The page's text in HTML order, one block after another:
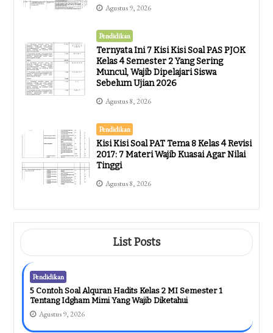
Agustus 9, 2026
Pendidikan
Ternyata Ini 7 Kisi Kisi Soal PAS PJOK
Kelas 4 Semester 2 Yang Sering
Muncul, Wajib Dipelajari Siswa
Sebelum Ujian 2026
Agustus 8, 2026
Pendidikan
Kisi Kisi Soal PAT Tema 8 Kelas 4 Revisi
2017: 7 Materi Wajib Kuasai Agar Nilai
Tinggi
Agustus 8, 2026
List Posts
Pendidikan
5 Contoh Soal Alquran Hadits Kelas 2 MI Semester 1
Tentang Idgham Mimi Yang Wajib Diketahui
Agustus 9, 2026